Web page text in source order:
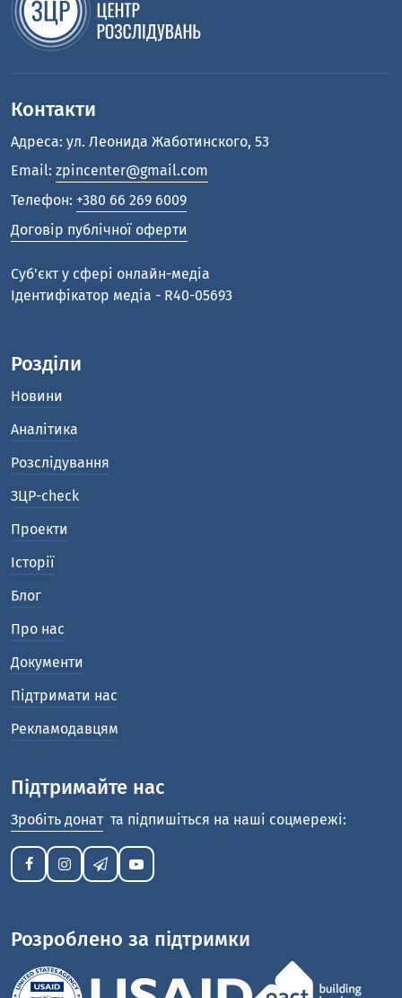
Контакти
Адреса: ул. Леонида Жаботинского, 53
Email: zpincenter@gmail.com
Телефон: +380 66 269 6009
Договір публічної оферти
Cуб'єкт у сфері онлайн-медіа
Ідентифікатор медіа - R40-05693
Розділи
Новини
Аналітика
Розслідування
ЗЦР-check
Проекти
Історії
Блог
Про нас
Документи
Підтримати нас
Рекламодавцям
Підтримайте нас
Зробіть донат та підпишіться на наші соцмережі:
Розроблено за підтримки